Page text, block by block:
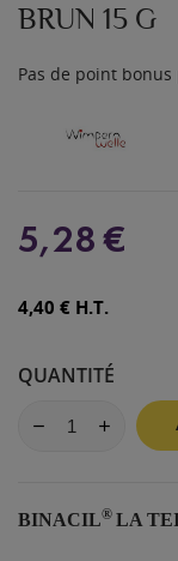
BRUN 15 G
Pas de point
5,28 €
4,40 € H.T.
QUANTITÉ
BINACIL® LA